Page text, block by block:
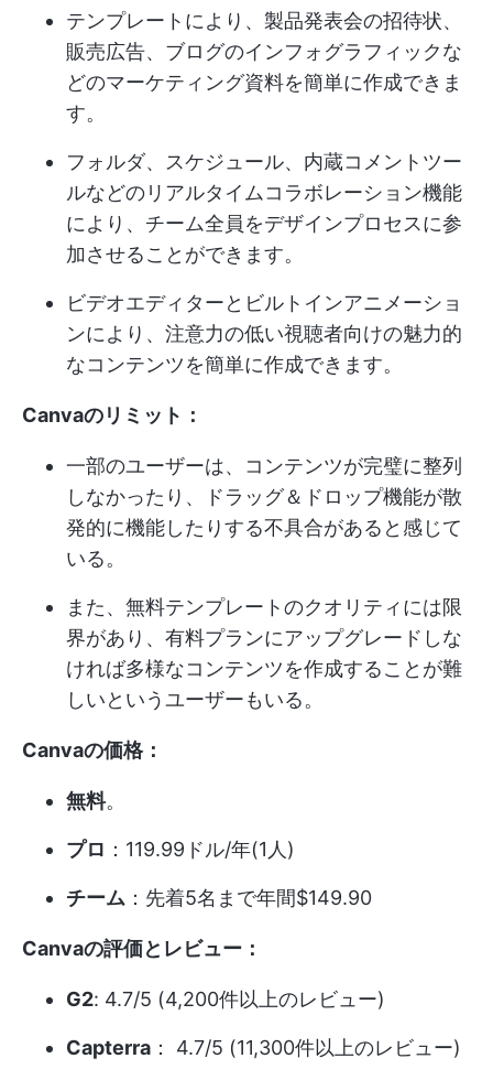
テンプレートにより、製品発表会の招待状、
販売広告、ブログのインフォグラフィックな
どのマーケティング資料を簡単に作成できま
す。
フォルダ、スケジュール、内蔵コメントツー
ルなどのリアルタイムコラボレーション機能
により、チーム全員をデザインプロセスに参
加させることができます。
ビデオエディターとビルトインアニメーショ
ンにより、注意力の低い視聴者向けの魅力的
なコンテンツを簡単に作成できます。
Canvaのリミット：
一部のユーザーは、コンテンツが完璧に整列
しなかったり、ドラッグ＆ドロップ機能が散
発的に機能したりする不具合があると感じて
いる。
また、無料テンプレートのクオリティには限
界があり、有料プランにアップグレードしな
ければ多様なコンテンツを作成することが難
しいというユーザーもいる。
Canvaの価格：
無料。
プロ ：119.99ドル/年(1人)
チーム ：先着5名まで年間$149.90
Canvaの評価とレビュー：
G2: 4.7/5 (4,200件以上のレビュー)
Capterra ： 4.7/5 (11,300件以上のレビュー)